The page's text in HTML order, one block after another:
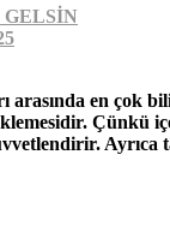
GELSİN
arasında en çok
Çünkü
Ayrıca